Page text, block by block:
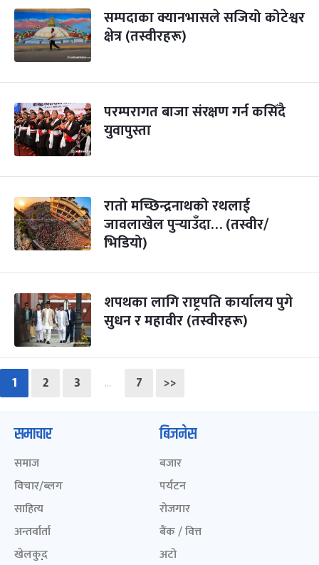
सम्पदाका क्यानभासले सजियो कोटेश्वर
क्षेत्र (तस्वीरहरू)
परम्परागत बाजा संरक्षण गर्न कसिँदै
युवापुस्ता
रातो मच्छिन्द्रनाथको रथलाई
जावलाखेल पुर्‍याउँदा… (तस्वीर/
भिडियो)
शपथका लागि राष्ट्रपति कार्यालय पुगे
सुधन र महावीर (तस्वीरहरू)
1 2 3 … 7 >>
समाचार
समाज
विचार/ब्लग
साहित्य
अन्तर्वार्ता
खेलकुद़़
बिजनेस
बजार
पर्यटन
रोजगार
बैंक / वित्त
अटो